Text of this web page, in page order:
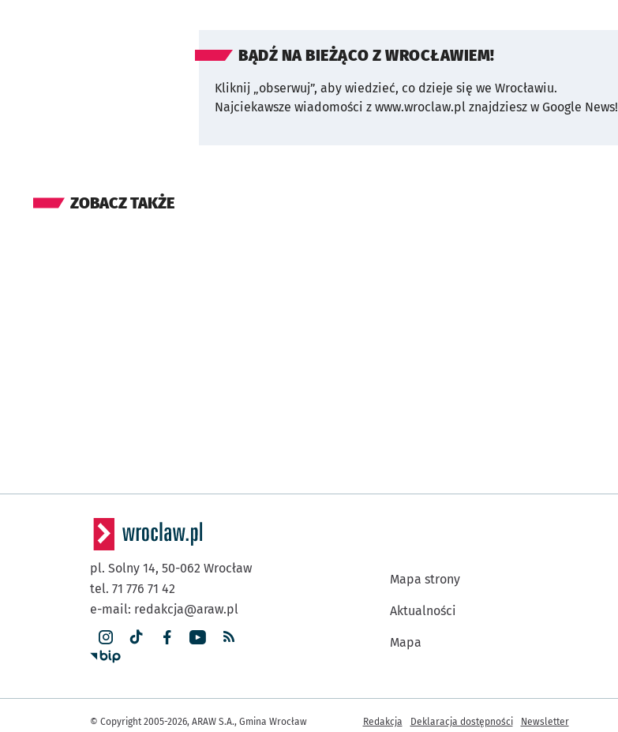
BĄDŹ NA BIEŻĄCO Z WROCŁAWIEM!
Kliknij „obserwuj”, aby wiedzieć, co dzieje się we Wrocławiu.
Najciekawsze wiadomości z www.wroclaw.pl znajdziesz w Google News!
ZOBACZ TAKŻE
pl. Solny 14, 50-062 Wrocław
tel. 71 776 71 42
e-mail: redakcja@araw.pl
Mapa strony
Aktualności
Mapa
© Copyright 2005-2026, ARAW S.A., Gmina Wrocław Inne informacje
Redakcja Deklaracja dostępności Newsletter